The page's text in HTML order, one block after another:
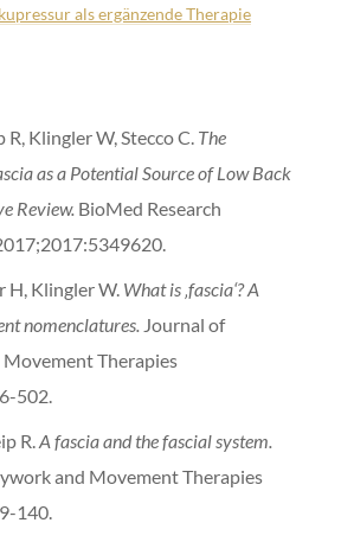
als ergänzende Therapie
R, Klingler W, Stecco C. The
as a Potential Source of Low Back
Review. BioMed Research
H, Klingler W. What is ‚fascia‘? A
nomenclatures. Journal of
Therapies
502.
R. A fascia and the fascial system.
and Movement Therapies
140.